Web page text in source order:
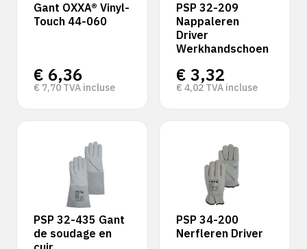
Gant OXXA® Vinyl-
Touch 44-060
€ 6,36
€ 7,70 TVA incluse
PSP 32-209
Nappaleren
Driver
Werkhandschoen
€ 3,32
€ 4,02 TVA incluse
PSP 32-435 Gant
de soudage en
PSP 34-200
Nerfleren Driver